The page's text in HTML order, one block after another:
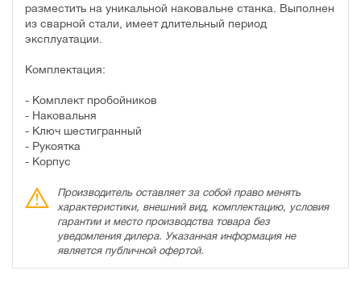
разместить на уникальной наковальне станка. Выполнен
из сварной стали, имеет длительный период
эксплуатации.
Комплектация:
- Комплект пробойников
- Наковальня
- Ключ шестигранный
- Рукоятка
- Корпус
Производитель оставляет за собой право менять
характеристики, внешний вид, комплектацию, условия
гарантии и место производства товара без
уведомления дилера. Указанная информация не
является публичной офертой.